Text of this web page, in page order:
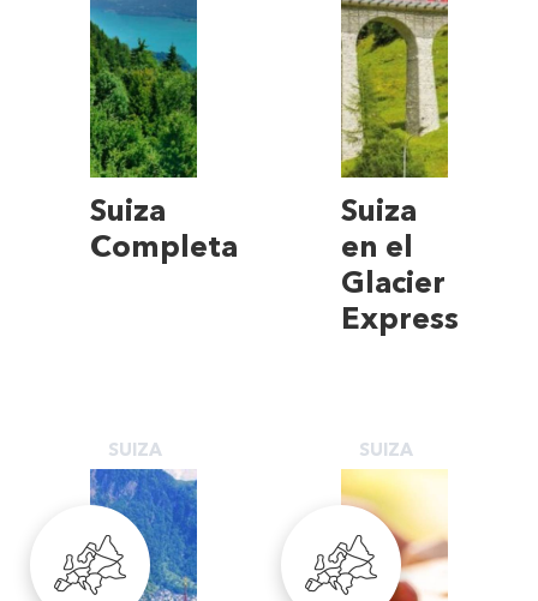
Suiza
Completa
Suiza
en el
Glacier
Express
SUIZA SUIZA